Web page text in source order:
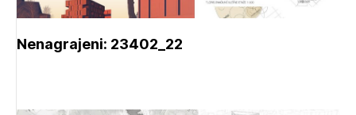
Nenagrajeni: 23402_22